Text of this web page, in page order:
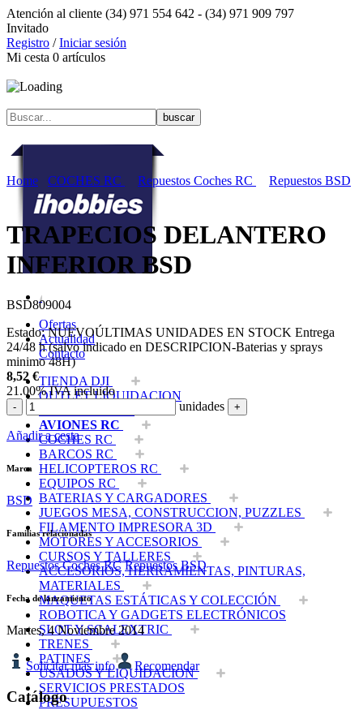
Atención al cliente (34) 971 554 642 - (34) 971 909 797
Invitado
Registro /Iniciar sesión
Mi cesta 0 artículos
Ofertas
Actualidad
Contacto
TIENDA DJI
OUTLET LIQUIDACION
AVIONES RC
COCHES RC
BARCOS RC
HELICOPTEROS RC
EQUIPOS RC
BATERIAS Y CARGADORES
JUEGOS MESA, CONSTRUCCION, PUZZLES
FILAMENTO IMPRESORA 3D
MOTORES Y ACCESORIOS
CURSOS Y TALLERES
ACCESORIOS, HERRAMIENTAS, PINTURAS,
MATERIALES
MAQUETAS ESTÁTICAS Y COLECCIÓN
ROBOTICA Y GADGETS ELECTRÓNICOS
SLOT Y SCALEXTRIC
TRENES
PATINES
USADOS Y LIQUIDACION
SERVICIOS PRESTADOS
PRESUPUESTOS
Home COCHES RC Repuestos Coches RC Repuestos BSD
TRAPECIOS DELANTERO
INFERIOR BSD
BSD809004
Estado:NUEVOÚLTIMAS UNIDADES EN STOCK Entrega
24/48 h (salvo indicado en DESCRIPCION-Baterias y sprays
minimo 48H)
8,52 €
21.00%IVA incluido
- unidades +
Añadir a cesta
Marca
BSD
Familias relacionadas
Repuestos Coches RC Repuestos BSD
Fecha de lanzamiento
Martes, 4 Noviembre 2014
Solicitar más info Recomendar
Catálogo